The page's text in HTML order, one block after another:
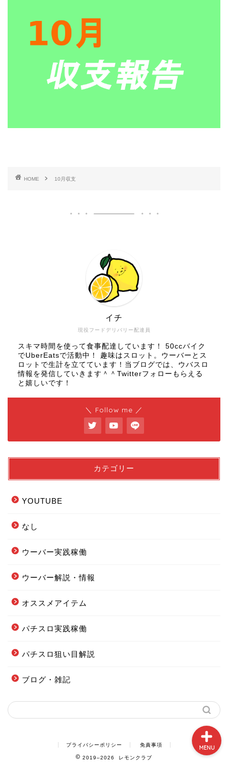
HOME 10月収支
現役フードデリバリー配達員
イチ
スキマ時間を使って食事配達しています！ 50ccバイク
でUberEatsで活動中！ 趣味はスロット。ウーバーとス
ロットで生計を立てています！当ブログでは、ウバスロ
情報を発信していきます＾＾Twitterフォローもらえる
と嬉しいです！
＼ Follow me ／
カテゴリー
YOUTUBE
なし
ウーバー実践稼働
ウーバー解説・情報
オススメアイテム
パチスロ実践稼働
パチスロ狙い目解説
ブログ・雑記
プライバシーポリシー 免責事項
2019–2026 レモンクラブ
MENU
フーデリの始め方まとめ
配達オススメグッズまとめ